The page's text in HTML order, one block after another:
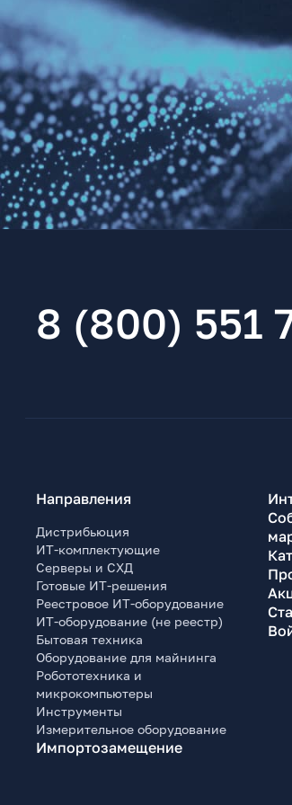
8 (800) 551
Направления
Дистрибьюция
ИТ-комплектующие
Серверы и СХД
Готовые ИТ-решения
Реестровое ИТ-оборудование
ИТ-оборудование (не реестр)
Бытовая техника
Оборудование для майнинга
Робототехника и
микрокомпьютеры
Инструменты
Измерительное оборудование
Импортозамещение